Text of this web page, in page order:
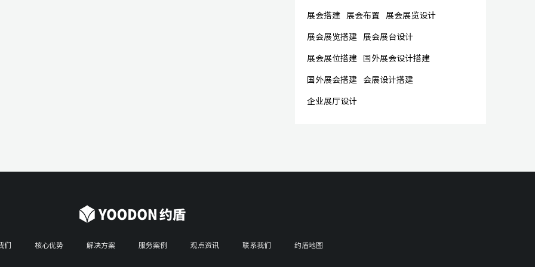
展会搭建 展会布置 展会展览设计
展会展览搭建 展会展台设计
展会展位搭建 国外展会设计搭建
国外展会搭建 会展设计搭建
企业展厅设计
们 核心优势 解决方案 服务案例 观点资讯 联系我们 约盾地图